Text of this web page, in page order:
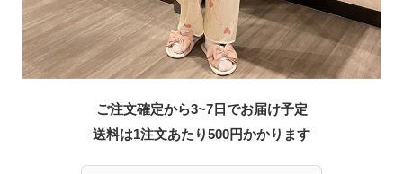
ご注文確定から3~7日でお届け予定
送料は1注文あたり500円かかります